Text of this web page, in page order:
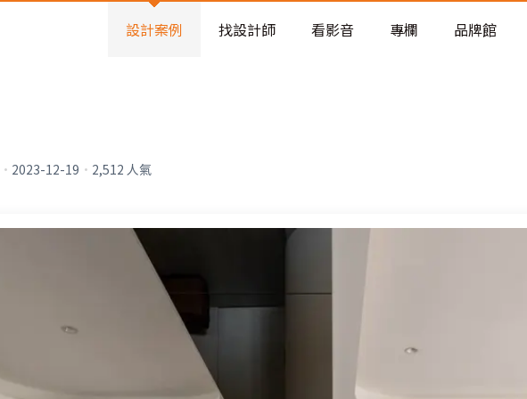
老屋預算分配與高 CP 值煥新術
設計案例 找設計師 看影音 專欄 品牌館
· 2023-12-19 · 2,512 人氣